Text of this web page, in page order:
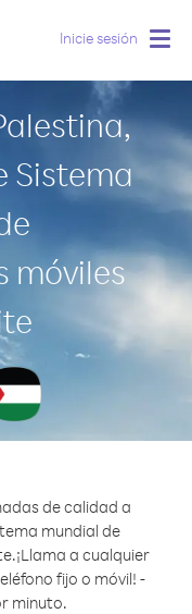
Inicie sesión
Sistema
móviles
de calidad a
mundial de
¡Llama a cualquier
fijo o móvil! -
minuto.